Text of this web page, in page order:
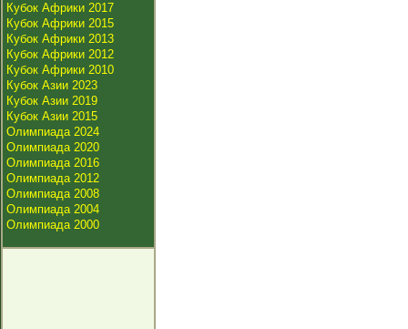
Кубок Африки 2017
Кубок Африки 2015
Кубок Африки 2013
Кубок Африки 2012
Кубок Африки 2010
Кубок Азии 2023
Кубок Азии 2019
Кубок Азии 2015
Олимпиада 2024
Олимпиада 2020
Олимпиада 2016
Олимпиада 2012
Олимпиада 2008
Олимпиада 2004
Олимпиада 2000